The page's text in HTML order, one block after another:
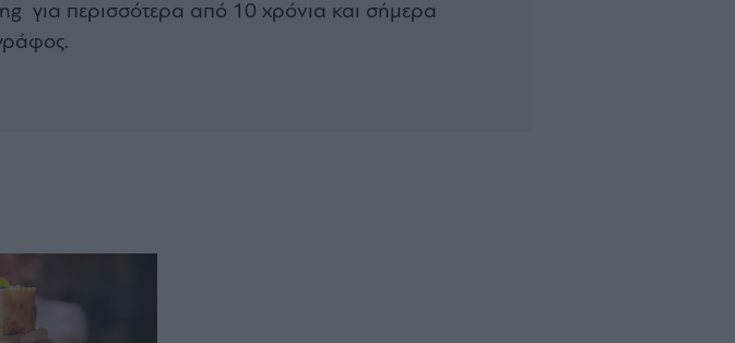
για περισσότερα από 10 χρόνια και σήμερα